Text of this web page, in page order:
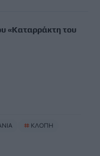
«Καταρράκτη του
# ΚΛΟΠΗ